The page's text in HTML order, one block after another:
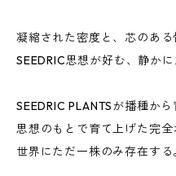
凝縮された密度と、芯のある
SEEDRIC思想が好む、静かに
SEEDRIC PLANTSが播種か
思想のもとで育て上げた完全
世界にただ一株のみ存在する